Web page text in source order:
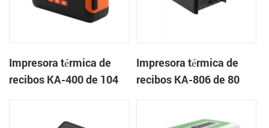
Impresora térmica de
recibos KA-400 de 104
Impresora térmica de
recibos KA-806 de 80